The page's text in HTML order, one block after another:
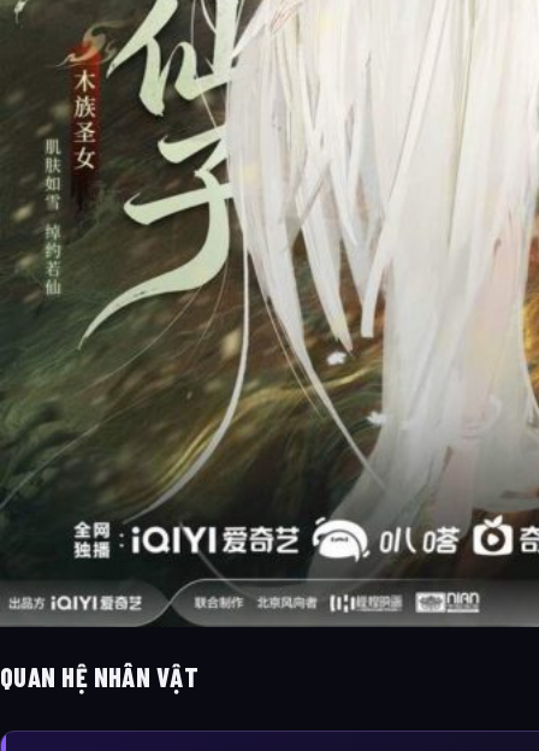
QUAN HỆ NHÂN VẬT